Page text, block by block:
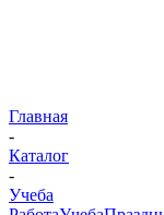
Главная
-
Каталог
-
Учеба